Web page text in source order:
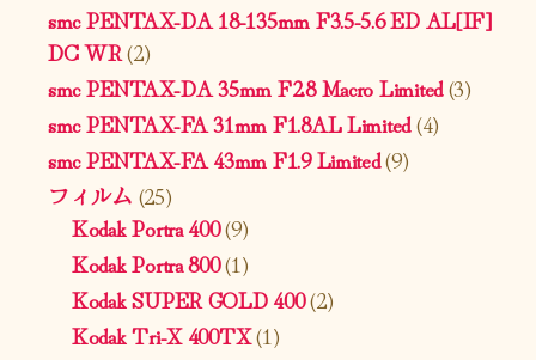
smc PENTAX-DA 18-135mm F3.5-5.6 ED AL[IF]
DC WR(2)
smc PENTAX-DA 35mm F2.8 Macro Limited(3)
smc PENTAX-FA 31mm F1.8AL Limited(4)
smc PENTAX-FA 43mm F1.9 Limited(9)
フィルム (25)
Kodak Portra 400(9)
Kodak Portra 800(1)
Kodak SUPER GOLD 400(2)
Kodak Tri-X 400TX(1)